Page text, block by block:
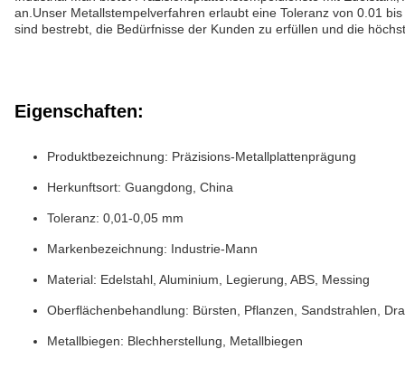
an.Unser Metallstempelverfahren erlaubt eine Toleranz von 0.01
sind bestrebt, die Bedürfnisse der Kunden zu erfüllen und die
Eigenschaften:
Produktbezeichnung: Präzisions-Metallplattenprägung
Herkunftsort: Guangdong, China
Toleranz: 0,01-0,05 mm
Markenbezeichnung: Industrie-Mann
Material: Edelstahl, Aluminium, Legierung, ABS, Messing
Oberflächenbehandlung: Bürsten, Pflanzen, Sandstrahlen,
Metallbiegen: Blechherstellung, Metallbiegen